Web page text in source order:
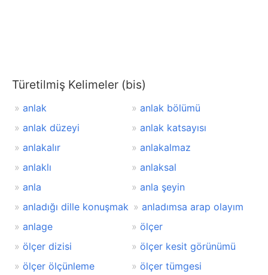
Türetilmiş Kelimeler (bis)
anlak
anlak bölümü
anlak düzeyi
anlak katsayısı
anlakalır
anlakalmaz
anlaklı
anlaksal
anla
anla şeyin
anladığı dille konuşmak
anladımsa arap olayım
anlage
ölçer
ölçer dizisi
ölçer kesit görünümü
ölçer ölçünleme
ölçer tümgesi